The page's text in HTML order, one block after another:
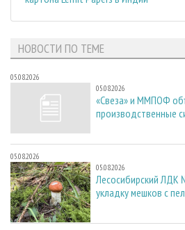
НОВОСТИ ПО ТЕМЕ
05.08.2026
05.08.2026
«Свеза» и ММПОФ
производственные
05.08.2026
05.08.2026
Лесосибирский ЛДК
укладку мешков с